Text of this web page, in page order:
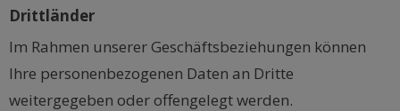
Drittländer
Im Rahmen unserer Geschäftsbeziehungen können
Ihre personenbezogenen Daten an Dritte
weitergegeben oder offengelegt werden.